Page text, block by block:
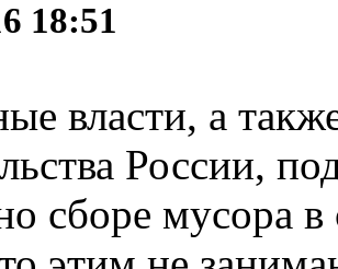
18:51
власти, а
России,
сборе мусора